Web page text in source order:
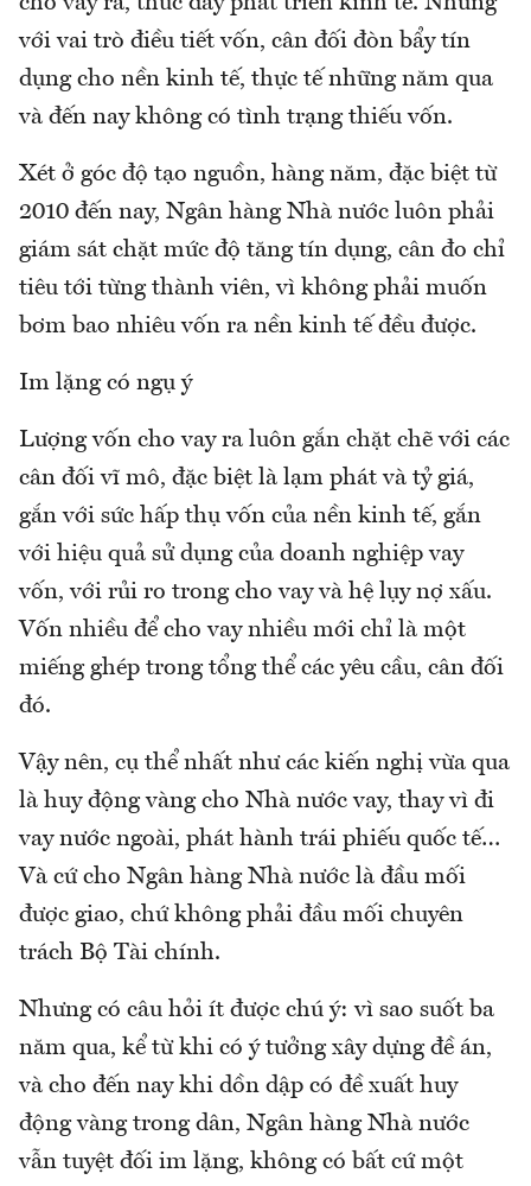
với vai trò điều tiết vốn, cân đối đòn bẩy tín
dụng cho nền kinh tế, thực tế những năm qua
và đến nay không có tình trạng thiếu vốn.
Xét ở góc độ tạo nguồn, hàng năm, đặc biệt từ
2010 đến nay, Ngân hàng Nhà nước luôn phải
giám sát chặt mức độ tăng tín dụng, cân đo chỉ
tiêu tới từng thành viên, vì không phải muốn
bơm bao nhiêu vốn ra nền kinh tế đều được.
Im lặng có ngụ ý
Lượng vốn cho vay ra luôn gắn chặt chẽ với các
cân đối vĩ mô, đặc biệt là lạm phát và tỷ giá,
gắn với sức hấp thụ vốn của nền kinh tế, gắn
với hiệu quả sử dụng của doanh nghiệp vay
vốn, với rủi ro trong cho vay và hệ lụy nợ xấu.
Vốn nhiều để cho vay nhiều mới chỉ là một
miếng ghép trong tổng thể các yêu cầu, cân đối
đó.
Vậy nên, cụ thể nhất như các kiến nghị vừa qua
là huy động vàng cho Nhà nước vay, thay vì đi
vay nước ngoài, phát hành trái phiếu quốc tế…
Và cứ cho Ngân hàng Nhà nước là đầu mối
được giao, chứ không phải đầu mối chuyên
trách Bộ Tài chính.
Nhưng có câu hỏi ít được chú ý: vì sao suốt ba
năm qua, kể từ khi có ý tưởng xây dựng đề án,
và cho đến nay khi dồn dập có đề xuất huy
động vàng trong dân, Ngân hàng Nhà nước
vẫn tuyệt đối im lặng, không có bất cứ một